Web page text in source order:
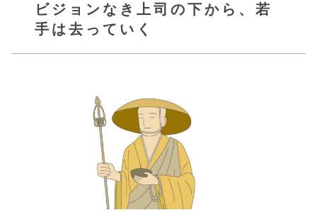
ビジョンなき上司の下から、若
手は去っていく